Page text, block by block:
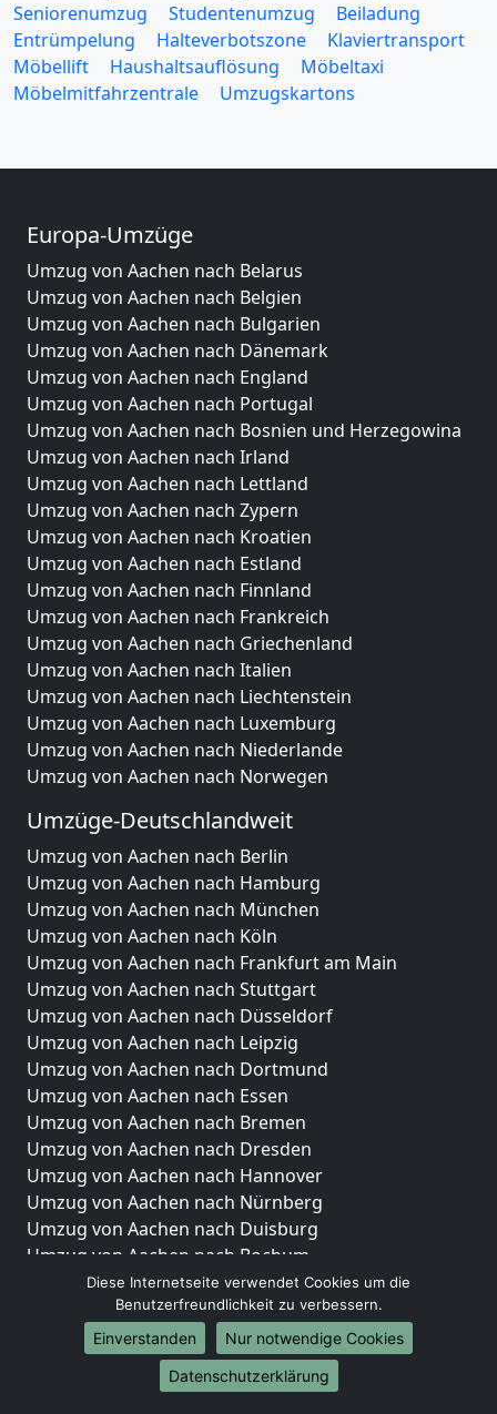
Seniorenumzug
Studentenumzug
Beiladung
Entrümpelung
Halteverbotszone
Klaviertransport
Möbellift
Haushaltsauflösung
Möbeltaxi
Möbelmitfahrzentrale
Umzugskartons
Europa-Umzüge
Umzug von Aachen nach Belarus
Umzug von Aachen nach Belgien
Umzug von Aachen nach Bulgarien
Umzug von Aachen nach Dänemark
Umzug von Aachen nach England
Umzug von Aachen nach Portugal
Umzug von Aachen nach Bosnien und Herzegowina
Umzug von Aachen nach Irland
Umzug von Aachen nach Lettland
Umzug von Aachen nach Zypern
Umzug von Aachen nach Kroatien
Umzug von Aachen nach Estland
Umzug von Aachen nach Finnland
Umzug von Aachen nach Frankreich
Umzug von Aachen nach Griechenland
Umzug von Aachen nach Italien
Umzug von Aachen nach Liechtenstein
Umzug von Aachen nach Luxemburg
Umzug von Aachen nach Niederlande
Umzug von Aachen nach Norwegen
Umzüge-Deutschlandweit
Umzug von Aachen nach Berlin
Umzug von Aachen nach Hamburg
Umzug von Aachen nach München
Umzug von Aachen nach Köln
Umzug von Aachen nach Frankfurt am Main
Umzug von Aachen nach Stuttgart
Umzug von Aachen nach Düsseldorf
Umzug von Aachen nach Leipzig
Umzug von Aachen nach Dortmund
Umzug von Aachen nach Essen
Umzug von Aachen nach Bremen
Umzug von Aachen nach Dresden
Umzug von Aachen nach Hannover
Umzug von Aachen nach Nürnberg
Umzug von Aachen nach Duisburg
Umzug von Aachen nach Bochum
Umzug von Aachen nach Wuppertal
Umzug von Aachen nach Bielefeld
Umzug von Aachen nach Bonn
Umzug von Aachen nach Münster
Diese Internetseite verwendet Cookies um die
Benutzerfreundlichkeit zu verbessern.
Einverstanden
Nur notwendige Cookies
Datenschutzerklärung